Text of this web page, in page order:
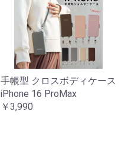
手帳型 クロスボディケース
iPhone 16 ProMax
￥3,990